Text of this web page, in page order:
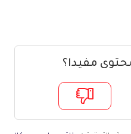
مفيدا؟